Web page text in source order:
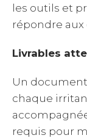
les outils et
répondre aux
Livrables
Un
chaque
requis pour